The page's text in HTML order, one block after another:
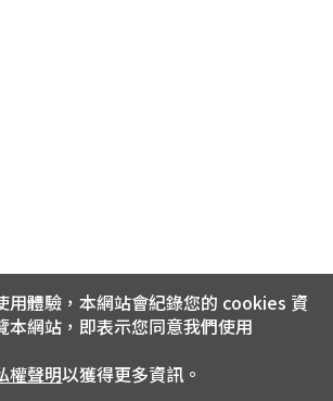
用體驗，本網站會紀錄您的 cookies 資
本網站，即表示您同意我們使用
權聲明以獲得更多資訊。